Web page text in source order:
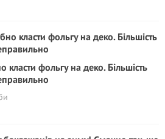
фольгу на деко. Більшість